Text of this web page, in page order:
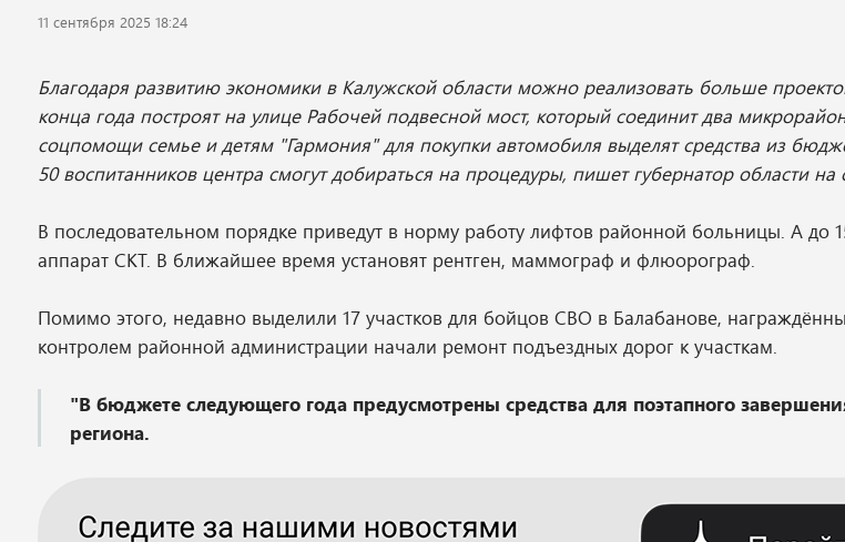
11 сентября 2025 18:24
Благодаря развитию экономики в Калужской области можно реализовать больше
конца года построят на улице Рабочей подвесной мост, который соединит два
соцпомощи семье и детям "Гармония" для покупки автомобиля выделят средства из
50 воспитанников центра смогут добираться на процедуры, пишет губернатор области на
В последовательном порядке приведут в норму работу лифтов районной больницы. А до
аппарат СКТ. В ближайшее время установят рентген, маммограф и флюорограф.
Помимо этого, недавно выделили 17 участков для бойцов СВО в Балабанове,
контролем районной администрации начали ремонт подъездных дорог к участкам.
"В бюджете следующего года предусмотрены средства для поэтапного
региона.